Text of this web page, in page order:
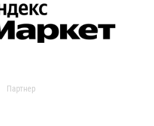
Партнер